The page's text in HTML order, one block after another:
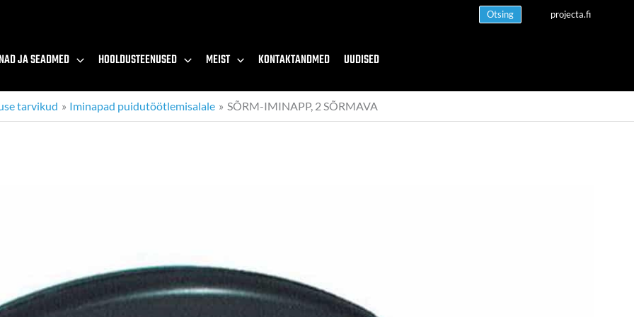
Otsing projecta.fi
JA SEADMED HOOLDUSTEENUSED MEIST KONTAKTANDMED UUDISED
tarvikud Iminapad puidutöötlemisalale SÕRM-IMINAPP, 2 SÕRMAVA